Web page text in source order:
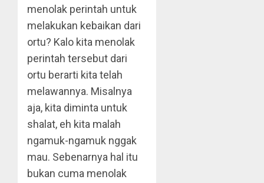
menolak perintah untuk
melakukan kebaikan dari
ortu? Kalo kita menolak
perintah tersebut dari
ortu berarti kita telah
melawannya. Misalnya
aja, kita diminta untuk
shalat, eh kita malah
ngamuk-ngamuk nggak
mau. Sebenarnya hal itu
bukan cuma menolak